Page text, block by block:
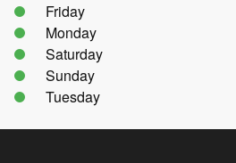
Friday
Monday
Saturday
Sunday
Tuesday